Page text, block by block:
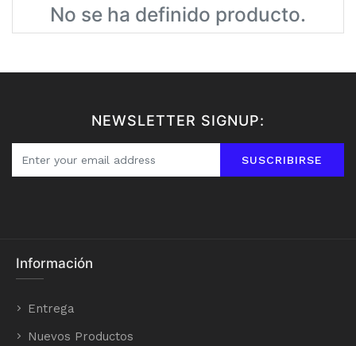
No se ha definido producto.
NEWSLETTER SIGNUP:
SUSCRIBIRSE
Información
Entrega
Nuevos Productos